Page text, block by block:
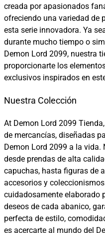
creada por apasionados
ofreciendo una variedad de
esta serie innovadora. Ya
durante mucho tiempo o
Demon Lord 2099, nuestra
proporcionarte los
exclusivos inspirados en
Nuestra Colección
At Demon Lord 2099
de mercancías, diseñadas
Demon Lord 2099 a la
desde prendas de alta
capuchas, hasta figuras de
accesorios y
cuidadosamente elaborado
deseos de cada abanico,
perfecta de estilo,
es acercarte al mundo del